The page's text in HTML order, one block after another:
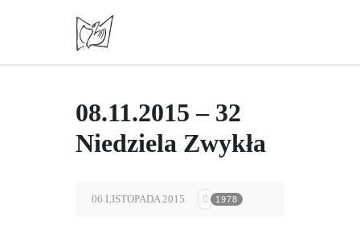
08.11.2015 – 32
Niedziela Zwykła
06 LISTOPADA 2015 1978